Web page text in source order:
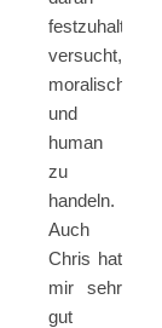
festzuhalten
versucht,
moralisch
und
human
zu
handeln.
Auch
Chris hat
mir sehr
gut